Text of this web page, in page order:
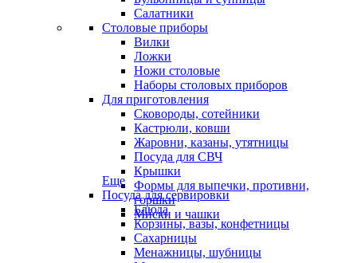
Салатники
Столовые приборы
Вилки
Ложки
Ножи столовые
Наборы столовых приборов
Для приготовления
Сковороды, сотейники
Кастрюли, ковши
Жаровни, казаны, утятницы
Посуда для СВЧ
Крышки
Формы для выпечки, противни,
горшки
Миски и чашки
Еще
Посуда для сервировки
Блюда
Корзины, вазы, конфетницы
Сахарницы
Менажницы, шубницы